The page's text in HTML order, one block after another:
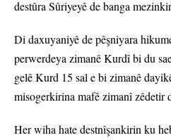
destûra Sûriyeyê de banga
Di daxuyaniyê de pêşniyara
perwerdeya zimanê Kurdî bi du
gelê Kurd 15 sal e bi zimanê
misogerkirina mafê zimanî zêdetir
Her wiha hate destnîşankirin ku